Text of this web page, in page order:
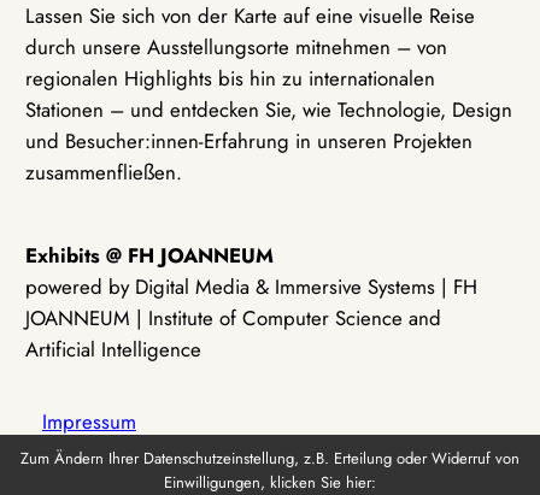
Lassen Sie sich von der Karte auf eine visuelle Reise
durch unsere Ausstellungsorte mitnehmen – von
regionalen Highlights bis hin zu internationalen
Stationen – und entdecken Sie, wie Technologie, Design
und Besucher:innen-Erfahrung in unseren Projekten
zusammenfließen.
Exhibits @ FH JOANNEUM
powered by Digital Media & Immersive Systems | FH
JOANNEUM | Institute of Computer Science and
Artificial Intelligence
Impressum
Zum Ändern Ihrer Datenschutzeinstellung, z.B. Erteilung oder Widerruf von
Einwilligungen, klicken Sie hier: